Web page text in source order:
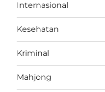
Internasional
Kesehatan
Kriminal
Mahjong